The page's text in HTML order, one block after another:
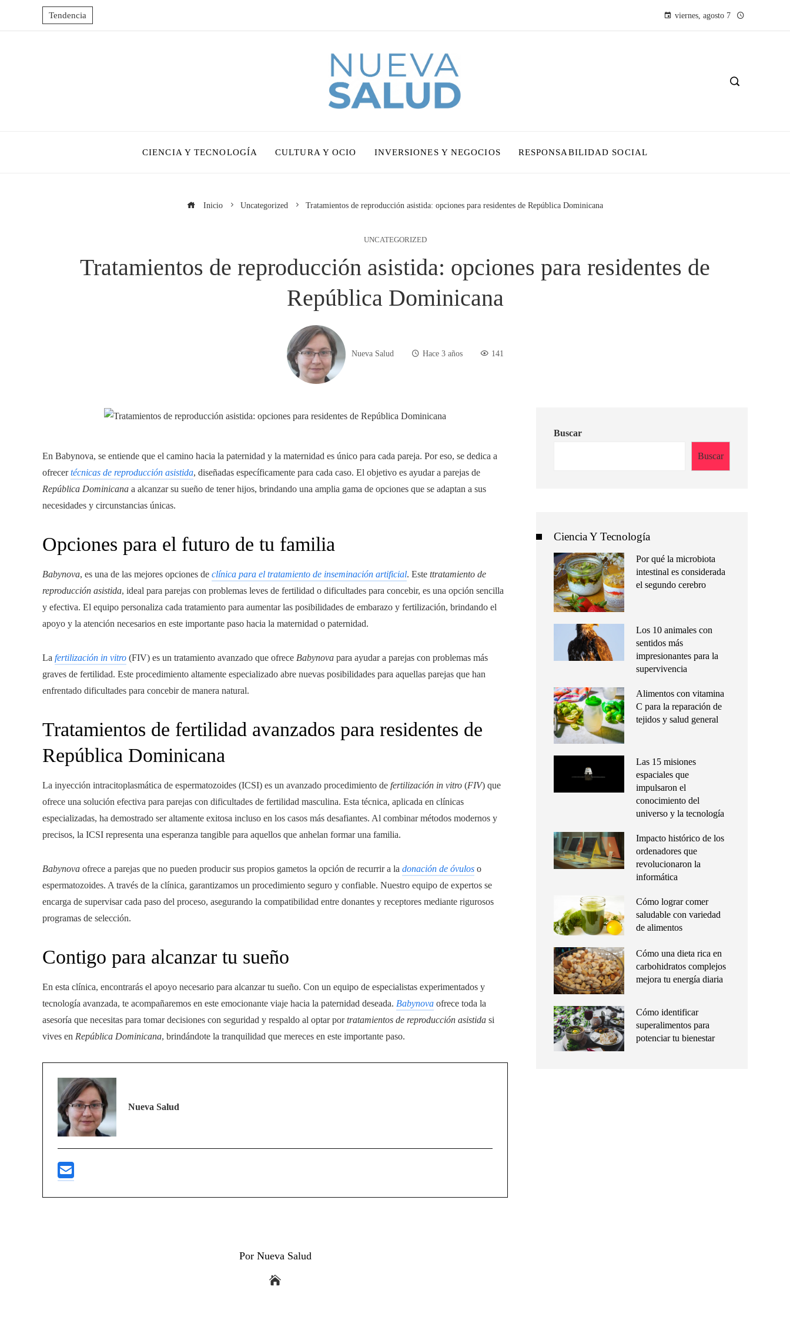
Tendencia viernes, agosto 7
CIENCIA Y TECNOLOGÍA CULTURA Y OCIO INVERSIONES Y NEGOCIOS RESPONSABILIDAD SOCIAL
Inicio Uncategorized Tratamientos de reproducción asistida: opciones para residentes de República Dominicana
UNCATEGORIZED
Tratamientos de reproducción asistida: opciones para residentes de
República Dominicana
Nueva Salud Hace 3 años 141
En Babynova, se entiende que el camino hacia la paternidad y la maternidad es único para cada pareja. Por eso, se dedica a
ofrecertécnicas de reproducción asistida, diseñadas específicamente para cada caso. El objetivo es ayudar a parejas de
República Dominicana a alcanzar su sueño de tener hijos, brindando una amplia gama de opciones que se adaptan a sus
necesidades y circunstancias únicas.
Opciones para el futuro de tu familia
Babynova, es una de las mejores opciones de clínica para el tratamiento de inseminación artificial. Este ttratamiento de
reproducción asistida, ideal para parejas con problemas leves de fertilidad o dificultades para concebir, es una opción sencilla
y efectiva. El equipo personaliza cada tratamiento para aumentar las posibilidades de embarazo y fertilización, brindando el
apoyo y la atención necesarios en este importante paso hacia la maternidad o paternidad.
La fertilización in vitro (FIV) es un tratamiento avanzado que ofrece Babynova para ayudar a parejas con problemas más
graves de fertilidad. Este procedimiento altamente especializado abre nuevas posibilidades para aquellas parejas que han
enfrentado dificultades para concebir de manera natural.
Tratamientos de fertilidad avanzados para residentes de
República Dominicana
La inyección intracitoplasmática de espermatozoides (ICSI) es un avanzado procedimiento de fertilización in vitro (FIV) que
ofrece una solución efectiva para parejas con dificultades de fertilidad masculina. Esta técnica, aplicada en clínicas
especializadas, ha demostrado ser altamente exitosa incluso en los casos más desafiantes. Al combinar métodos modernos y
precisos, la ICSI representa una esperanza tangible para aquellos que anhelan formar una familia.
Babynova ofrece a parejas que no pueden producir sus propios gametos la opción de recurrir a la donación de óvulos o
espermatozoides. A través de la clínica, garantizamos un procedimiento seguro y confiable. Nuestro equipo de expertos se
encarga de supervisar cada paso del proceso, asegurando la compatibilidad entre donantes y receptores mediante rigurosos
programas de selección.
Contigo para alcanzar tu sueño
En esta clínica, encontrarás el apoyo necesario para alcanzar tu sueño. Con un equipo de especialistas experimentados y
tecnología avanzada, te acompañaremos en este emocionante viaje hacia la paternidad deseada. Babynova ofrece toda la
asesoría que necesitas para tomar decisiones con seguridad y respaldo al optar portratamientos de reproducción asistida si
vives en República Dominicana, brindándote la tranquilidad que mereces en este importante paso.
Nueva Salud
Por Nueva Salud
Buscar
Buscar
Ciencia Y Tecnología
Por qué la microbiota
intestinal es considerada
el segundo cerebro
Los 10 animales con
sentidos más
impresionantes para la
supervivencia
Alimentos con vitamina
C para la reparación de
tejidos y salud general
Las 15 misiones
espaciales que
impulsaron el
conocimiento del
universo y la tecnología
Impacto histórico de los
ordenadores que
revolucionaron la
informática
Cómo lograr comer
saludable con variedad
de alimentos
Cómo una dieta rica en
carbohidratos complejos
mejora tu energía diaria
Cómo identificar
superalimentos para
potenciar tu bienestar